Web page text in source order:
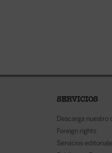
SERVICIOS
Descarga nuestro
Foreign rights
Servicios